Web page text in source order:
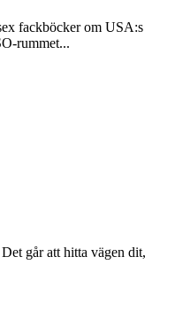
fackböcker om USA:s
rummet...
går att hitta vägen dit,